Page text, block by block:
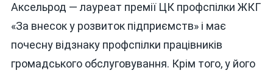
Аксельрод — лауреат премії ЦК профспілки ЖКГ
«За внесок у розвиток підприємств» і має
почесну відзнаку профспілки працівників
громадського обслуговування. Крім того, у його